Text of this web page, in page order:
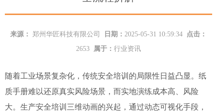
来源： 郑州华匠科技有限公司 日期： 2025-05-31 10:59:34
点击：
2653
属于： 行业资讯
随着工业场景复杂化，传统安全培训的局限性日益凸显。纸
质手册难以还原真实风险场景，而实地演练成本高、风险
大。生产安全培训三维动画的兴起，通过动态可视化手段，